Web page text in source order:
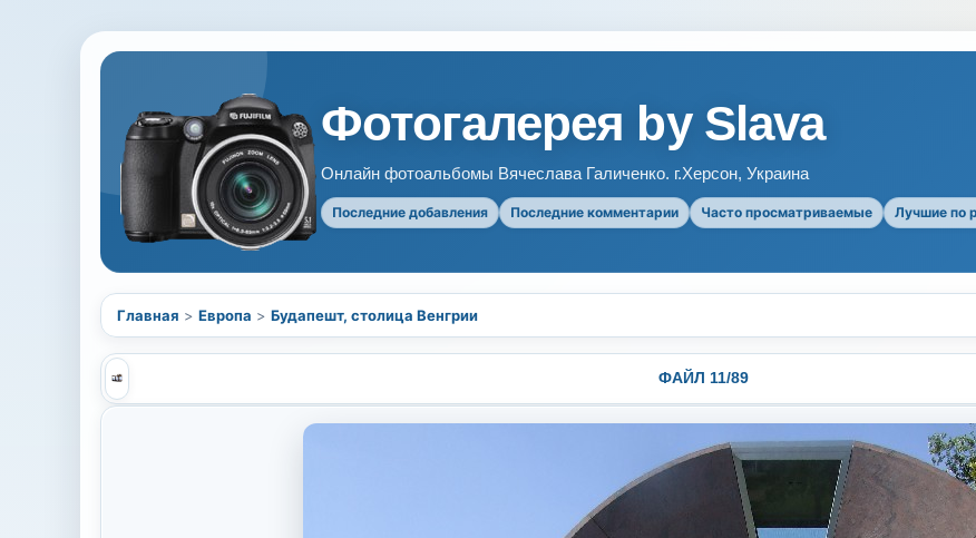
Фотогалерея by Slava
Онлайн фотоальбомы Вячеслава Галиченко. г.Херсон, Украина
Последние добавления Последние комментарии Часто просматриваемые Лучшие по
Главная > Европа > Будапешт, столица Венгрии
ФАЙЛ 11/89